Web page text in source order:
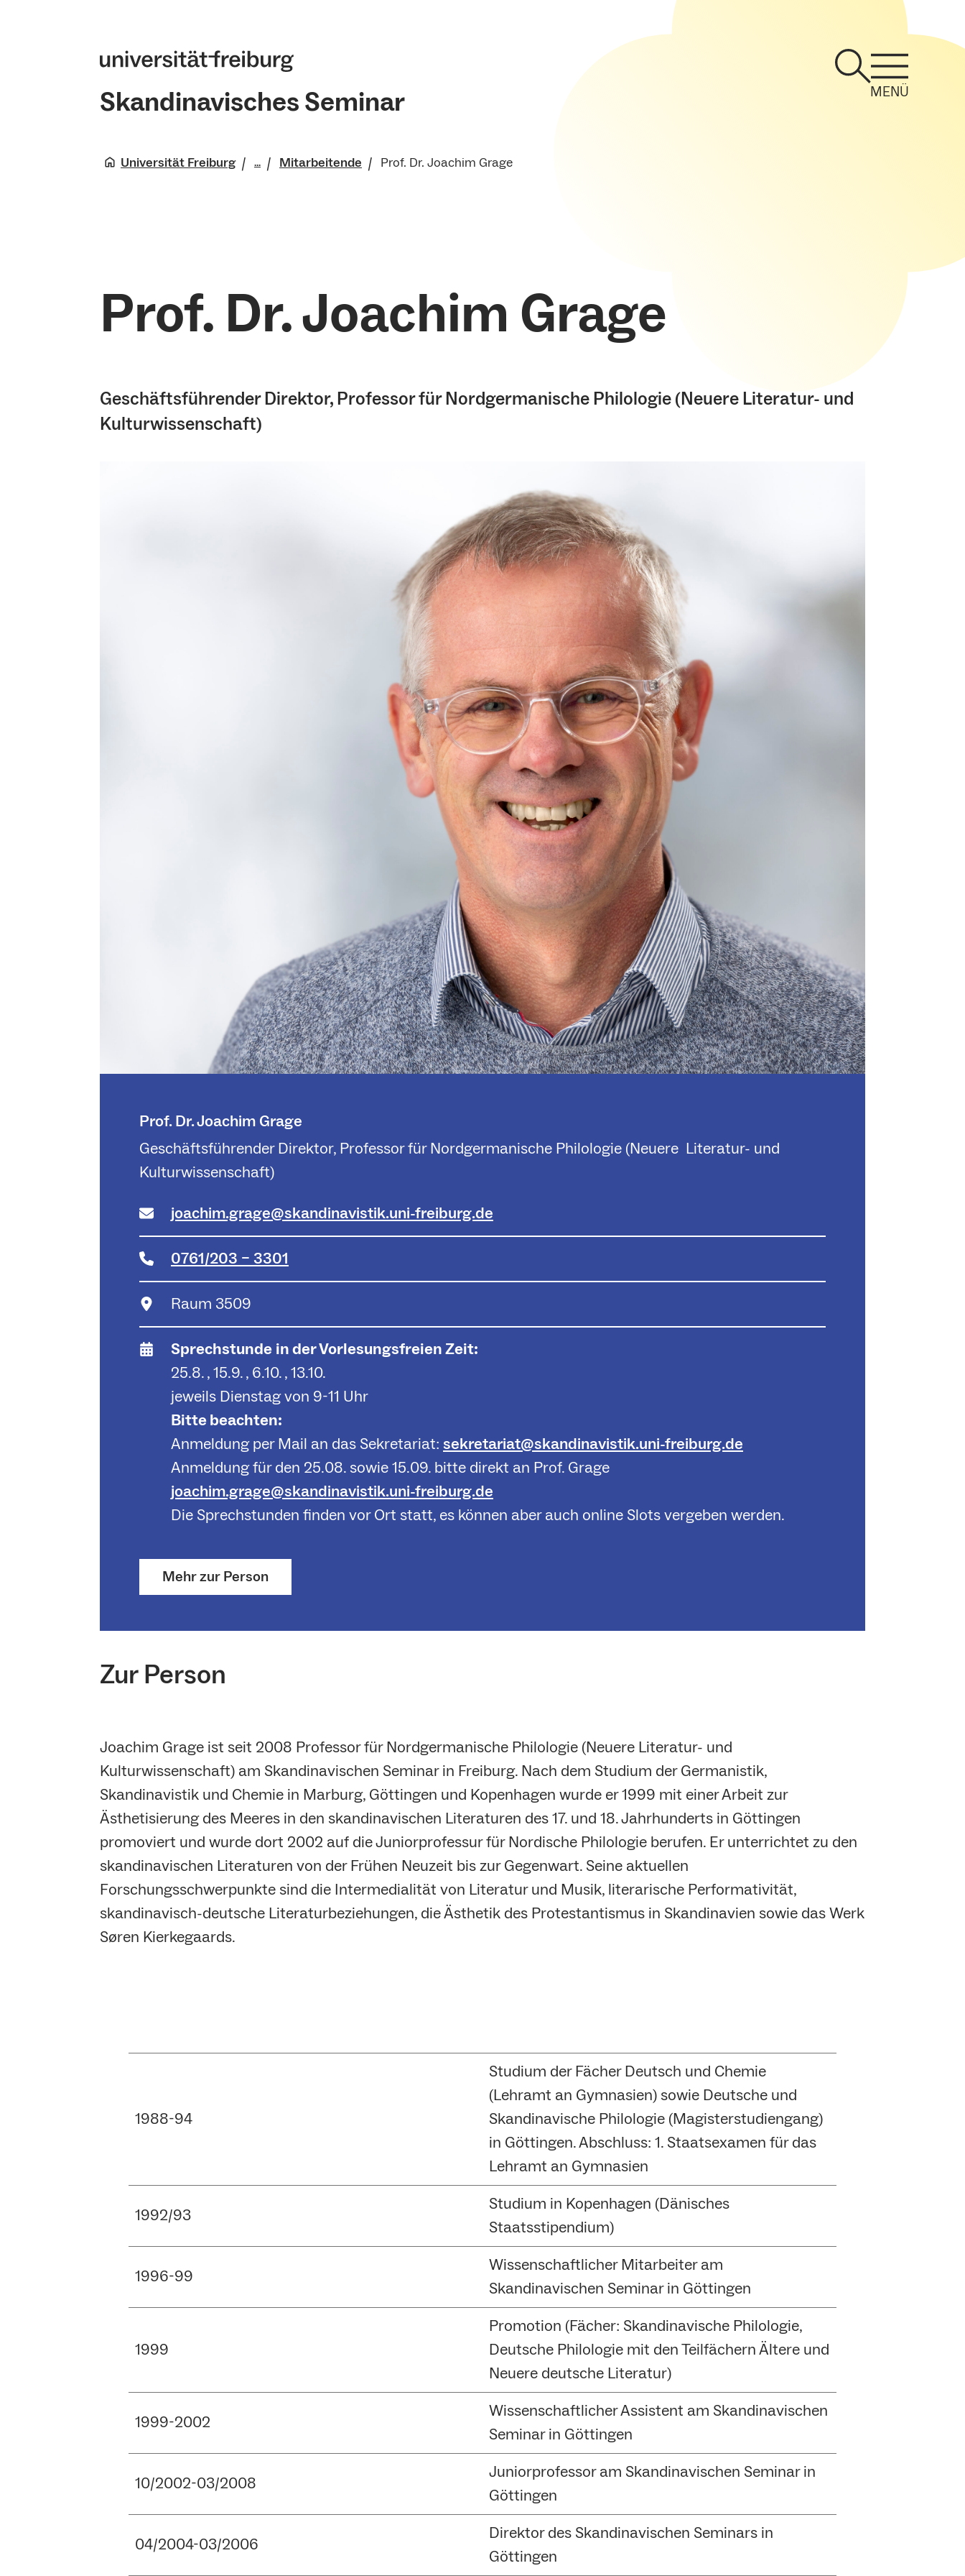
Skandinavisches Seminar MENÜ
Universität Freiburg ... Mitarbeitende Prof. Dr. Joachim Grage
Prof. Dr. Joachim Grage
Geschäftsführender Direktor, Professor für Nordgermanische Philologie (Neuere Literatur- und
Kulturwissenschaft)
Prof. Dr. Joachim Grage
Geschäftsführender Direktor, Professor für Nordgermanische Philologie (Neuere Literatur- und
Kulturwissenschaft)
joachim.grage@skandinavistik.uni-freiburg.de
0761/203 – 3301
Raum 3509
Sprechstunde in der Vorlesungsfreien Zeit:
25.8. , 15.9. , 6.10. , 13.10.
jeweils Dienstag von 9-11 Uhr
Bitte beachten:
Anmeldung per Mail an das Sekretariat: sekretariat@skandinavistik.uni-freiburg.de
Anmeldung für den 25.08. sowie 15.09. bitte direkt an Prof. Grage
joachim.grage@skandinavistik.uni-freiburg.de
Die Sprechstunden finden vor Ort statt, es können aber auch online Slots vergeben werden.
Mehr zur Person
Zur Person
Joachim Grage ist seit 2008 Professor für Nordgermanische Philologie (Neuere Literatur- und
Kulturwissenschaft) am Skandinavischen Seminar in Freiburg. Nach dem Studium der Germanistik,
Skandinavistik und Chemie in Marburg, Göttingen und Kopenhagen wurde er 1999 mit einer Arbeit zur
Ästhetisierung des Meeres in den skandinavischen Literaturen des 17. und 18. Jahrhunderts in Göttingen
promoviert und wurde dort 2002 auf die Juniorprofessur für Nordische Philologie berufen. Er unterrichtet zu den
skandinavischen Literaturen von der Frühen Neuzeit bis zur Gegenwart. Seine aktuellen
Forschungsschwerpunkte sind die Intermedialität von Literatur und Musik, literarische Performativität,
skandinavisch-deutsche Literaturbeziehungen, die Ästhetik des Protestantismus in Skandinavien sowie das Werk
Søren Kierkegaards.
1988-94
Studium der Fächer Deutsch und Chemie
(Lehramt an Gymnasien) sowie Deutsche und
Skandinavische Philologie (Magisterstudiengang)
in Göttingen. Abschluss: 1. Staatsexamen für das
Lehramt an Gymnasien
1992/93
Studium in Kopenhagen (Dänisches
Staatsstipendium)
1996-99
Wissenschaftlicher Mitarbeiter am
Skandinavischen Seminar in Göttingen
1999
Promotion (Fächer: Skandinavische Philologie,
Deutsche Philologie mit den Teilfächern Ältere und
Neuere deutsche Literatur)
1999-2002
Wissenschaftlicher Assistent am Skandinavischen
Seminar in Göttingen
10/2002-03/2008
Juniorprofessor am Skandinavischen Seminar in
Göttingen
04/2004-03/2006
Direktor des Skandinavischen Seminars in
Göttingen